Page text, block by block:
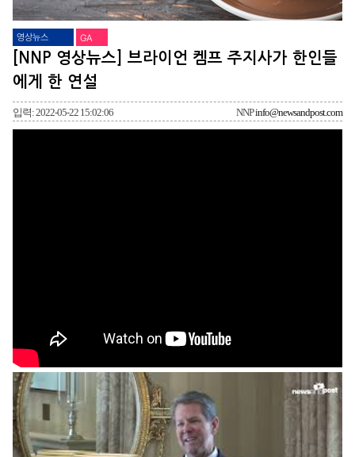
영상뉴스 GA
[NNP 영상뉴스] 브라이언 켐프 주지사가 한인들
에게 한 연설
입력: 2022-05-22 15:02:06 NNPinfo@newsandpost.com